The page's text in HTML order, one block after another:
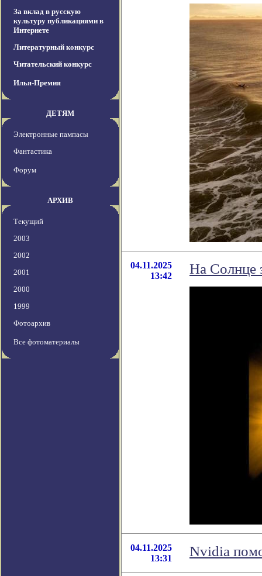
За вклад в русскую
культуру публикациями в
Интернете
Литературный конкурс
Читательский конкурс
Илья-Премия
ДЕТЯМ
Электронные пампасы
Фантастика
Форум
АРХИВ
Текущий
2003
2002
2001
2000
1999
Фотоархив
Все фотоматериалы
04.11.2025
13:42
На Солнце
04.11.2025
13:31
Nvidia